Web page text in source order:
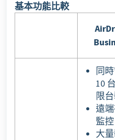
基本功能比較
同
10
限
遠
監控
大